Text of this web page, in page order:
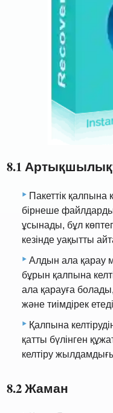
8.1
Пакеттік қалпына
бірнеше файлдарды
ұсынады, бұл
кезінде уақытты
Алдын ала қарау
бұрын қалпына
ала қарауға
және тиімдірек
Қалпына
қатты бүлінген
келтіру
8.2 Жаман